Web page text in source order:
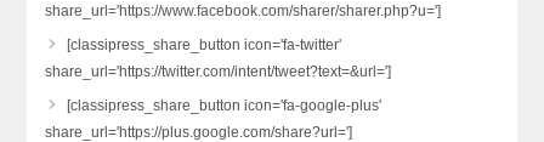
share_url='https://www.facebook.com/sharer/sharer.php?u=']
[classipress_share_button icon='fa-twitter'
share_url='https://twitter.com/intent/tweet?text=&url=']
[classipress_share_button icon='fa-google-plus'
share_url='https://plus.google.com/share?url=']